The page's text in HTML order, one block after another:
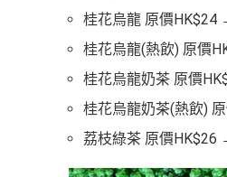
桂花烏龍 原價HK$24
桂花烏龍(熱飲) 原價
桂花烏龍奶茶 原價
桂花烏龍奶茶(熱飲)
荔枝綠茶 原價HK$26